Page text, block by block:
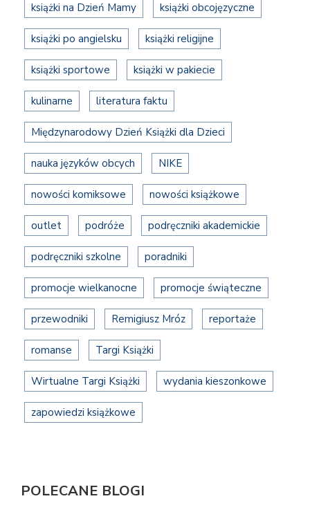
książki na Dzień Mamy książki obcojęzyczne
książki po angielsku książki religijne
książki sportowe książki w pakiecie
kulinarne literatura faktu
Międzynarodowy Dzień Książki dla Dzieci
nauka języków obcych NIKE
nowości komiksowe nowości książkowe
outlet podróże podręczniki akademickie
podręczniki szkolne poradniki
promocje wielkanocne promocje świąteczne
przewodniki Remigiusz Mróz reportaże
romanse Targi Książki
Wirtualne Targi Książki wydania kieszonkowe
zapowiedzi książkowe
POLECANE BLOGI